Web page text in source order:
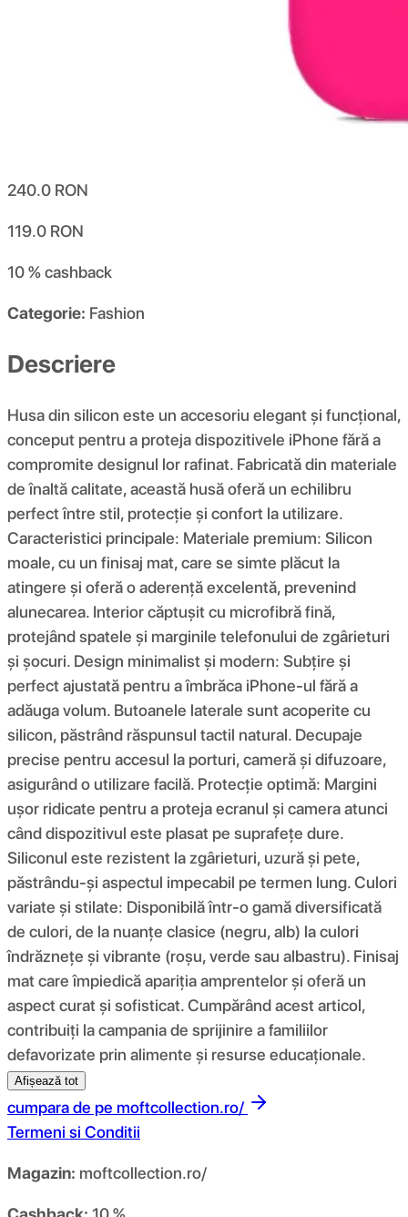
240.0 RON
119.0 RON
10 %cashback
Categorie: Fashion
Descriere
Husa din silicon este un accesoriu elegant și funcțional,
conceput pentru a proteja dispozitivele iPhone fără a
compromite designul lor rafinat. Fabricată din materiale
de înaltă calitate, această husă oferă un echilibru
perfect între stil, protecție și confort la utilizare.
Caracteristici principale: Materiale premium: Silicon
moale, cu un finisaj mat, care se simte plăcut la
atingere și oferă o aderență excelentă, prevenind
alunecarea. Interior căptușit cu microfibră fină,
protejând spatele și marginile telefonului de zgârieturi
și șocuri. Design minimalist și modern: Subțire și
perfect ajustată pentru a îmbrăca iPhone-ul fără a
adăuga volum. Butoanele laterale sunt acoperite cu
silicon, păstrând răspunsul tactil natural. Decupaje
precise pentru accesul la porturi, cameră și difuzoare,
asigurând o utilizare facilă. Protecție optimă: Margini
ușor ridicate pentru a proteja ecranul și camera atunci
când dispozitivul este plasat pe suprafețe dure.
Siliconul este rezistent la zgârieturi, uzură și pete,
păstrându-și aspectul impecabil pe termen lung. Culori
variate și stilate: Disponibilă într-o gamă diversificată
de culori, de la nuanțe clasice (negru, alb) la culori
îndrăznețe și vibrante (roșu, verde sau albastru). Finisaj
mat care împiedică apariția amprentelor și oferă un
aspect curat și sofisticat. Cumpărând acest articol,
contribuiți la campania de sprijinire a familiilor
defavorizate prin alimente și resurse educaționale.
Afișează tot
cumpara de pe moftcollection.ro/
Termeni si Conditii
Magazin: moftcollection.ro/